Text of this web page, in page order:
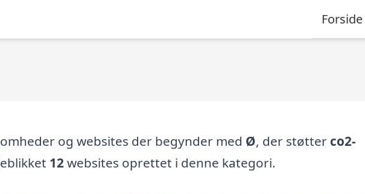
Forside
og websites der begynder med Ø, der støtter co2-
12websites oprettet i denne kategori.